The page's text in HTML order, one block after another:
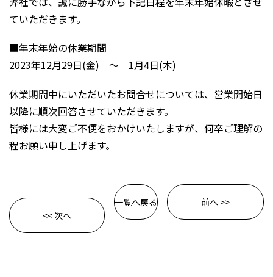
ていただきます。
■年末年始の休業期間
2023年12月29日(金) ～ 1月4日(木)
休業期間中にいただいたお問合せについては、営業開始日
以降に順次回答させていただきます。
皆様には大変ご不便をおかけいたしますが、何卒ご理解の
程お願い申し上げます。
<< 次へ
一覧へ戻る 前へ >>